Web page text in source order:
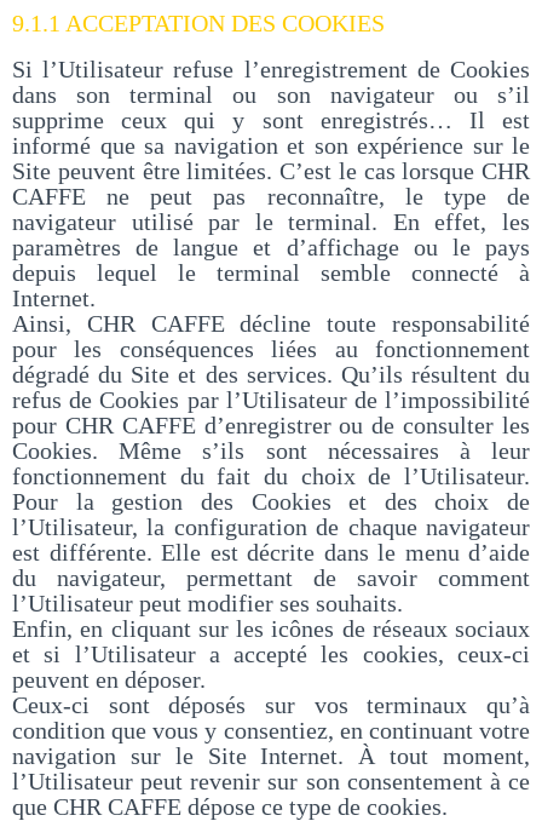
9.1.1 ACCEPTATION DES COOKIES
Si l’Utilisateur refuse l’enregistrement de Cookies
dans son terminal ou son navigateur ou s’il
supprime ceux qui y sont enregistrés… Il est
informé que sa navigation et son expérience sur le
Site peuvent être limitées. C’est le cas lorsque CHR
CAFFE ne peut pas reconnaître, le type de
navigateur utilisé par le terminal. En effet, les
paramètres de langue et d’affichage ou le pays
depuis lequel le terminal semble connecté à
Internet.
Ainsi, CHR CAFFE décline toute responsabilité
pour les conséquences liées au fonctionnement
dégradé du Site et des services. Qu’ils résultent du
refus de Cookies par l’Utilisateur de l’impossibilité
pour CHR CAFFE d’enregistrer ou de consulter les
Cookies. Même s’ils sont nécessaires à leur
fonctionnement du fait du choix de l’Utilisateur.
Pour la gestion des Cookies et des choix de
l’Utilisateur, la configuration de chaque navigateur
est différente. Elle est décrite dans le menu d’aide
du navigateur, permettant de savoir comment
l’Utilisateur peut modifier ses souhaits.
Enfin, en cliquant sur les icônes de réseaux sociaux
et si l’Utilisateur a accepté les cookies, ceux-ci
peuvent en déposer.
Ceux-ci sont déposés sur vos terminaux qu’à
condition que vous y consentiez, en continuant votre
navigation sur le Site Internet. À tout moment,
l’Utilisateur peut revenir sur son consentement à ce
que CHR CAFFE dépose ce type de cookies.